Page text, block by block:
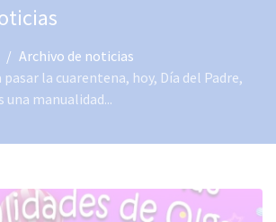
Archivo de noticias
pasar la cuarentena, hoy, Día del Padre,
manualidad...